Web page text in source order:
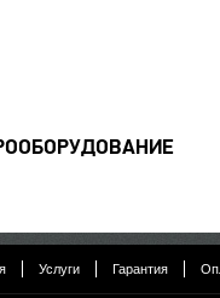
Услуги Гарантия